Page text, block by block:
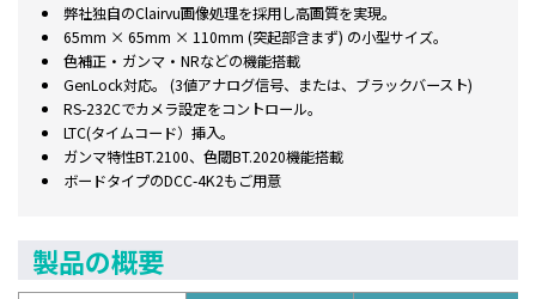
弊社独自のClairvu画像処理を採用し高画質を実現。
65mm × 65mm × 110mm (突起部含まず) の小型サイズ。
色補正・ガンマ・NRなどの機能搭載
GenLock対応。 (3値アナログ信号、または、ブラックバースト)
RS-232Cでカメラ設定をコントロール。
LTC(タイムコード）挿入。
ガンマ特性BT.2100、色閾BT.2020機能搭載
ボードタイプのDCC-4K2もご用意
製品の概要